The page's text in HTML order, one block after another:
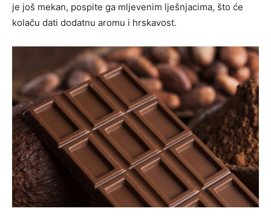
je još mekan, pospite ga mljevenim lješnjacima, što će
kolaču dati dodatnu aromu i hrskavost.